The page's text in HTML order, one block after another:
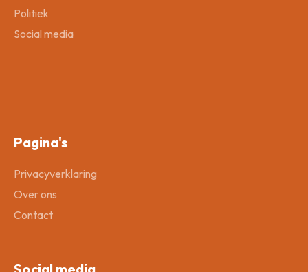
Politiek
Social media
Pagina's
Privacyverklaring
Over ons
Contact